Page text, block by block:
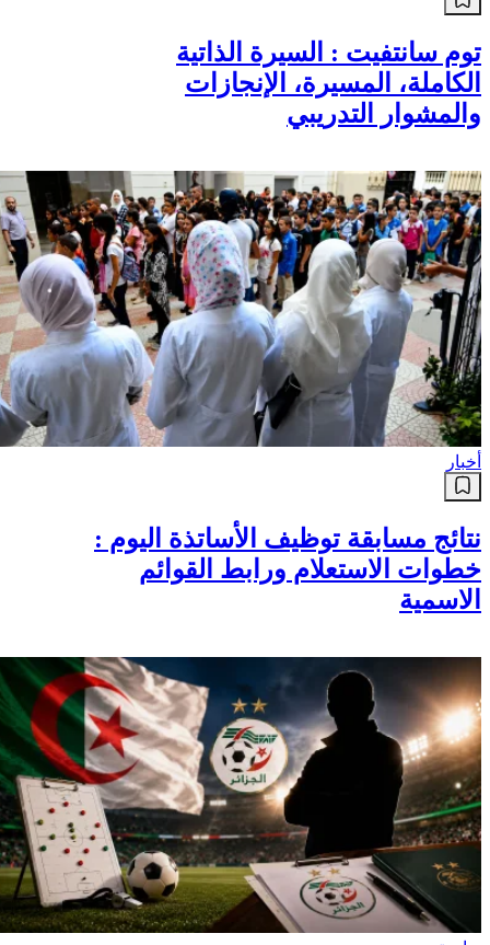
توم سانتفيت : السيرة الذاتية
الكاملة، المسيرة، الإنجازات
والمشوار التدريبي
أخبار
نتائج مسابقة توظيف الأساتذة اليوم :
خطوات الاستعلام ورابط القوائم
الاسمية